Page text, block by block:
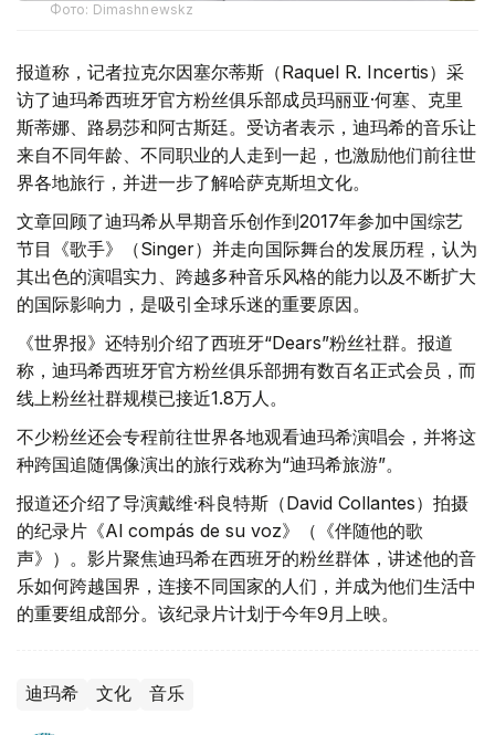
Фото: Dimashnewskz
报道称，记者拉克尔因塞尔蒂斯（Raquel R. Incertis）采
访了迪玛希西班牙官方粉丝俱乐部成员玛丽亚·何塞、克里
斯蒂娜、路易莎和阿古斯廷。受访者表示，迪玛希的音乐让
来自不同年龄、不同职业的人走到一起，也激励他们前往世
界各地旅行，并进一步了解哈萨克斯坦文化。
文章回顾了迪玛希从早期音乐创作到2017年参加中国综艺
节目《歌手》（Singer）并走向国际舞台的发展历程，认为
其出色的演唱实力、跨越多种音乐风格的能力以及不断扩大
的国际影响力，是吸引全球乐迷的重要原因。
《世界报》还特别介绍了西班牙“Dears”粉丝社群。报道
称，迪玛希西班牙官方粉丝俱乐部拥有数百名正式会员，而
线上粉丝社群规模已接近1.8万人。
不少粉丝还会专程前往世界各地观看迪玛希演唱会，并将这
种跨国追随偶像演出的旅行戏称为“迪玛希旅游”。
报道还介绍了导演戴维·科良特斯（David Collantes）拍摄
的纪录片《Al compás de su voz》（《伴随他的歌
声》）。影片聚焦迪玛希在西班牙的粉丝群体，讲述他的音
乐如何跨越国界，连接不同国家的人们，并成为他们生活中
的重要组成部分。该纪录片计划于今年9月上映。
迪玛希 文化 音乐